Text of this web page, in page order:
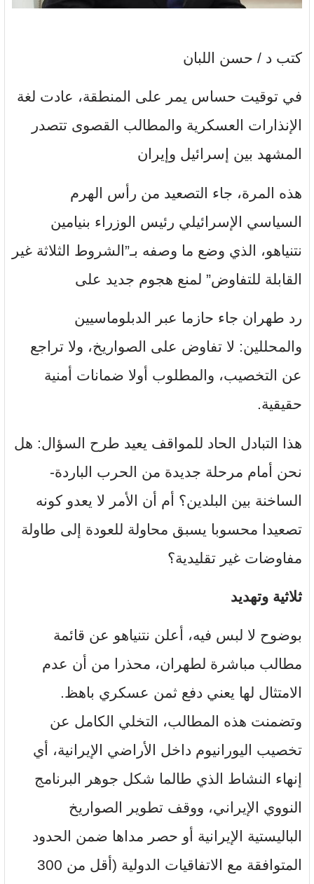
كتب د / حسن اللبان
في توقيت حساس يمر على المنطقة، عادت لغة
الإنذارات العسكرية والمطالب القصوى تتصدر
المشهد بين إسرائيل وإيران
هذه المرة، جاء التصعيد من رأس الهرم
السياسي الإسرائيلي رئيس الوزراء بنيامين
نتنياهو، الذي وضع ما وصفه بـ”الشروط الثلاثة غير
القابلة للتفاوض” لمنع هجوم جديد على
رد طهران جاء حازما عبر الدبلوماسيين
والمحللين: لا تفاوض على الصواريخ، ولا تراجع
عن التخصيب، والمطلوب أولا ضمانات أمنية
حقيقية.
هذا التبادل الحاد للمواقف يعيد طرح السؤال: هل
نحن أمام مرحلة جديدة من الحرب الباردة-
الساخنة بين البلدين؟ أم أن الأمر لا يعدو كونه
تصعيدا محسوبا يسبق محاولة للعودة إلى طاولة
مفاوضات غير تقليدية؟
ثلاثية وتهديد
بوضوح لا لبس فيه، أعلن نتنياهو عن قائمة
مطالب مباشرة لطهران، محذرا من أن عدم
الامتثال لها يعني دفع ثمن عسكري باهظ.
وتضمنت هذه المطالب، التخلي الكامل عن
تخصيب اليورانيوم داخل الأراضي الإيرانية، أي
إنهاء النشاط الذي طالما شكل جوهر البرنامج
النووي الإيراني، ووقف تطوير الصواريخ
الباليستية الإيرانية أو حصر مداها ضمن الحدود
المتوافقة مع الاتفاقيات الدولية (أقل من 300